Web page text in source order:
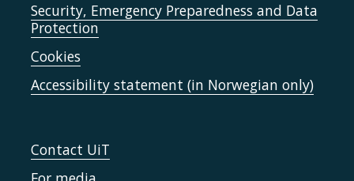
Security, Emergency Preparedness and Data
Protection
Cookies
Accessibility statement (in Norwegian only)
Contact UiT